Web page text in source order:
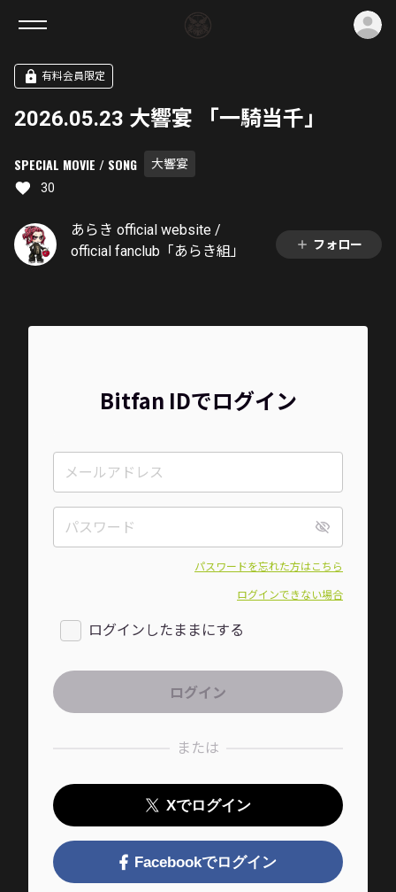
有料会員限定
2026.05.23 大響宴 「一騎当千」
SPECIAL MOVIE / SONG
大響宴
30
あらき official website /
official fanclub「あらき組」
フォロー
Bitfan IDでログイン
パスワードを忘れた方はこちら
ログインできない場合
ログインしたままにする
または
Xでログイン
Facebookでログイン